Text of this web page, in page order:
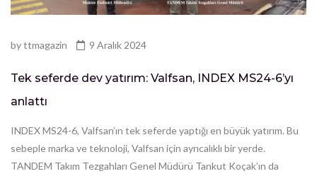
byttmagazin 9 Aralık 2024
Tek seferde dev yatırım: Valfsan, INDEX MS24-6’yı
anlattı
INDEX MS24-6, Valfsan’ın tek seferde yaptığı en büyük yatırım. Bu
sebeple marka ve teknoloji, Valfsan için ayrıcalıklı bir yerde.
TANDEM Takım Tezgahları Genel Müdürü Tankut Koçak’ın da